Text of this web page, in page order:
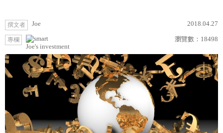
撰文者 Joe 2018.04.27
專欄
Joe's investment
瀏覽數： 18498